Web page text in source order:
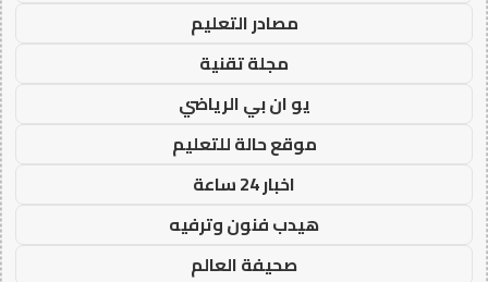
مصادر التعليم
مجلة تقنية
يو ان بي الرياضي
موقع حالة للتعليم
اخبار 24 ساعة
هيدب فنون وترفيه
صحيفة العالم